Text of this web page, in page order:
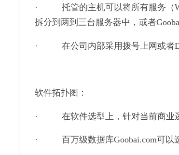
· 托管的主机可以将所有服务（
拆分到两到三台服务器中，或者
· 在公司内部采用拨号上网或者
软件拓扑图：
· 在软件选型上，针对当前商业逻
· 百万级数据库Goobai.com可以选